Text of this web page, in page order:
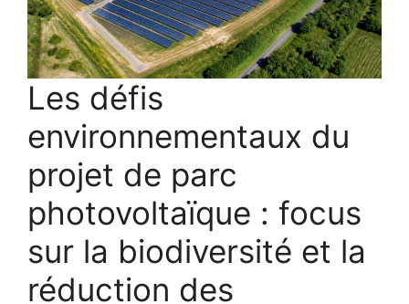
Les défis
environnementaux du
projet de parc
photovoltaïque : focus
sur la biodiversité et la
réduction des